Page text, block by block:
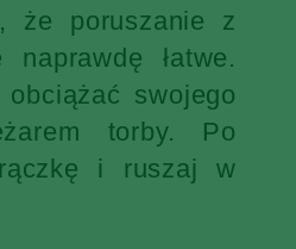
że poruszanie z
łatwe.
swojego
torby. Po
i ruszaj w